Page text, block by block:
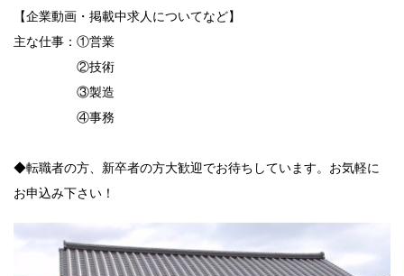
【企業動画・掲載中求人についてなど】
主な仕事：①営業
②技術
③製造
④事務
◆転職者の方、新卒者の方大歓迎でお待ちしています。お気軽に
お申込み下さい！